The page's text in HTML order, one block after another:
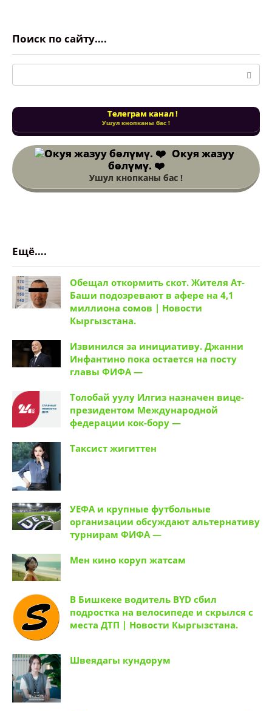
Поиск по сайту….
Поиск:
Телеграм канал !
Ушул кнопканы бас !
Окуя жазуу
бөлүмү. ❤️
Ушул кнопканы бас !
Ещё….
Обещал откормить скот. Жителя Ат-
Баши подозревают в афере на 4,1
миллиона сомов | Новости
Кыргызстана.
Извинился за инициативу. Джанни
Инфантино пока остается на посту
главы ФИФА —
Толобай уулу Илгиз назначен вице-
президентом Международной
федерации кок-бору —
Таксист жигиттен
УЕФА и крупные футбольные
организации обсуждают альтернативу
турнирам ФИФА —
Мен кино коруп жатсам
В Бишкеке водитель BYD сбил
подростка на велосипеде и скрылся с
места ДТП | Новости Кыргызстана.
Швеядагы кундорум